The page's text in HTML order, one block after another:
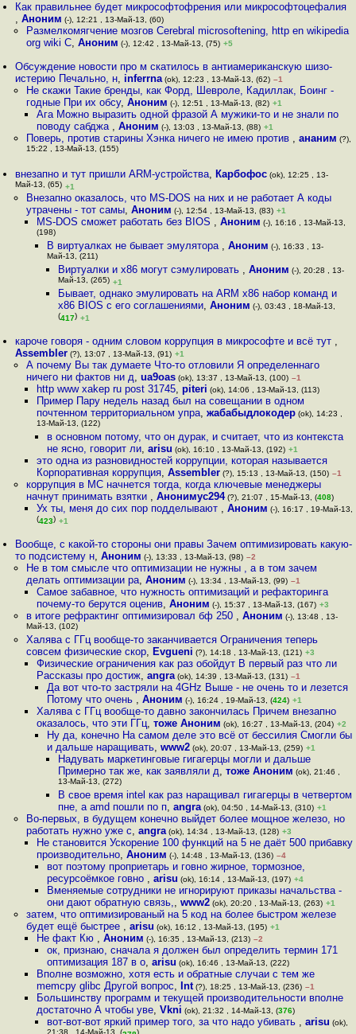
Как правильнее будет микрософтофрения или микрософтоцефалия
,Аноним (-), 12:21 , 13-Май-13, (60)
Размелкомягчение мозгов Cerebral microsoftening, http en wikipedia
org wiki C, Аноним (-), 12:42 , 13-Май-13, (75) +5
Обсуждение новости про м скатилось в антиамериканскую шизо-
истерию Печально, н, inferrna (ok), 12:23 , 13-Май-13, (62) –1
Не скажи Такие бренды, как Форд, Шевроле, Кадиллак, Боинг -
годные При их обсу, Аноним (-), 12:51 , 13-Май-13, (82) +1
Ага Можно выразить одной фразой А мужики-то и не знали по
поводу сабджа , Аноним (-), 13:03 , 13-Май-13, (88) +1
Поверь, против старины Хэнка ничего не имею против , ананим (?),
15:22 , 13-Май-13, (155)
внезапно и тут пришли ARM-устройства, Карбофос (ok), 12:25 , 13-
Май-13, (65) +1
Внезапно оказалось, что MS-DOS на них и не работает А коды
утрачены - тот самы, Аноним (-), 12:54 , 13-Май-13, (83) +1
MS-DOS сможет работать без BIOS , Аноним (-), 16:16 , 13-Май-13,
(198)
В виртуалках не бывает эмулятора ,Аноним (-), 16:33 , 13-
Май-13, (211)
Виртуалки и x86 могут сэмулировать , Аноним (-), 20:28 , 13-
Май-13, (265) +1
Бывает, однако эмулировать на ARM х86 набор команд и
x86 BIOS с его соглашениями, Аноним (-), 03:43 , 18-Май-13,
(417) +1
кароче говоря - одним словом коррупция в микрософте и всё тут ,
Assembler (?), 13:07 , 13-Май-13, (91) +1
А почему Вы так думаете Что-то отловили Я определеннаго
ничего ни фактов ни д, ua9oas(ok), 13:37 , 13-Май-13, (100) –1
http www xakep ru post 31745, piteri (ok), 14:06 , 13-Май-13, (113)
Пример Пару недель назад был на совещании в одном
почтенном территориальном упра, жабабыдлокодер(ok), 14:23 ,
13-Май-13, (122)
в основном потому, что он дурак, и считает, что из контекста
не ясно, говорит ли,arisu (ok), 16:10 , 13-Май-13, (192) +1
это одна из разновидностей коррупции, которая называется
Корпоративная коррупция, Assembler(?), 15:13 , 13-Май-13, (150) –1
коррупция в МС начнется тогда, когда ключевые менеджеры
начнут принимать взятки , Анонимус294(?), 21:07 , 15-Май-13, (408)
Ух ты, меня до сих пор подделывают , Аноним (-), 16:17 , 19-Май-13,
(423) +1
Вообще, с какой-то стороны они правы Зачем оптимизировать какую-
то подсистему н,Аноним (-), 13:33 , 13-Май-13, (98) –2
Не в том смысле что оптимизации не нужны , а в том зачем
делать оптимизации ра, Аноним (-), 13:34 , 13-Май-13, (99) –1
Самое забавное, что нужность оптимизаций и рефакторинга
почему-то берутся оценив, Аноним (-), 15:37 , 13-Май-13, (167) +3
в итоге рефрактинг оптимизировал бф 250 , Аноним (-), 13:48 , 13-
Май-13, (102)
Халява с ГГц вообще-то заканчивается Ограничения теперь
совсем физические скор, Evgueni (?), 14:18 , 13-Май-13, (121) +3
Физические ограничения как раз обойдут В первый раз что ли
Рассказы про достиж, angra(ok), 14:39 , 13-Май-13, (131) –1
Да вот что-то застряли на 4GHz Выше - не очень то и лезется
Потому что очень ,Аноним (-), 16:24 , 19-Май-13, (424) +1
Халява с ГГц вообще-то давно закончилась Причем внезапно
оказалось, что эти ГГц, тоже Аноним (ok), 16:27 , 13-Май-13, (204) +2
Ну да, конечно На самом деле это всё от бессилия Смогли бы
и дальше наращивать,www2 (ok), 20:07 , 13-Май-13, (259) +1
Надувать маркетинговые гигагерцы могли и дальше
Примерно так же, как заявляли д, тоже Аноним (ok), 21:46 ,
13-Май-13, (272)
В свое время intel как раз наращивал гигагерцы в четвертом
пне, а amd пошли по п, angra(ok), 04:50 , 14-Май-13, (310) +1
Во-первых, в будущем конечно выйдет более мощное железо, но
работать нужно уже с, angra(ok), 14:34 , 13-Май-13, (128) +3
Не становится Ускорение 100 функций на 5 не даёт 500 прибавку
производительно, Аноним (-), 14:48 , 13-Май-13, (136) –4
вот поэтому проприетарь и говно жирное, тормозное,
ресурсоёмкое говно ,arisu (ok), 16:14 , 13-Май-13, (197) +4
Вменяемые сотрудники не игнорируют приказы начальства -
они дают обратную связь,,www2 (ok), 20:20 , 13-Май-13, (263) +1
затем, что оптимизированый на 5 код на более быстром железе
будет ещё быстрее , arisu (ok), 16:12 , 13-Май-13, (195) +1
Не факт Кю , Аноним (-), 16:35 , 13-Май-13, (213) –2
ок, признаю, сначала я должен был определить термин 171
оптимизация 187 в о,arisu (ok), 16:46 , 13-Май-13, (222)
Вполне возможно, хотя есть и обратные случаи с тем же
memcpy glibc Другой вопрос, Int(?), 18:25 , 13-Май-13, (236) –1
Большинству программ и текущей производительности вполне
достаточно А чтобы уве, Vkni (ok), 21:32 , 14-Май-13, (376)
вот-вот-вот яркий пример того, за что надо убивать ,arisu (ok),